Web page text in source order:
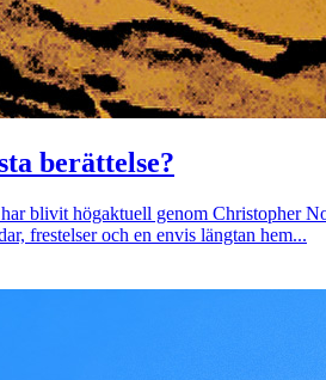
berättelse?
blivit högaktuell genom Christopher
frestelser och en envis längtan hem...